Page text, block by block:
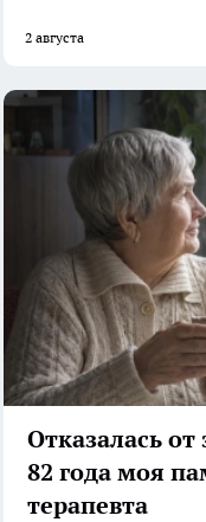
2 августа
Отказалась
82 года моя
терапевта